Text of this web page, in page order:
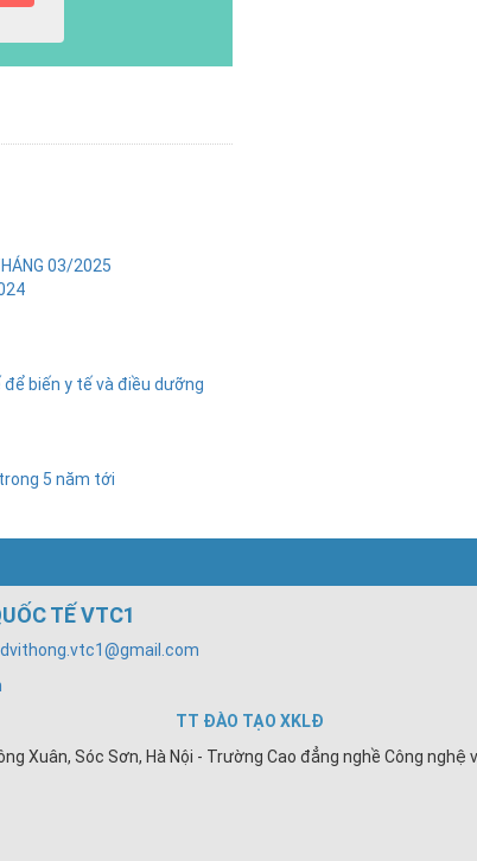
03/2025
biến y tế và điều dưỡng
5 năm tới
TẾ VTC1
TT ĐÀO TẠO XKLĐ
Xuân, Sóc Sơn, Hà Nội - Trường Cao đẳng nghề Công nghệ